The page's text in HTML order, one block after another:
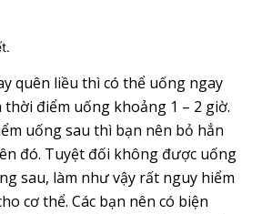
quên liều thì có thể uống ngay
thời điểm uống khoảng 1 – 2 giờ.
uống sau thì bạn nên bỏ hẳn
đó. Tuyệt đối không được uống
sau, làm như vậy rất nguy hiểm
cơ thể. Các bạn nên có biện